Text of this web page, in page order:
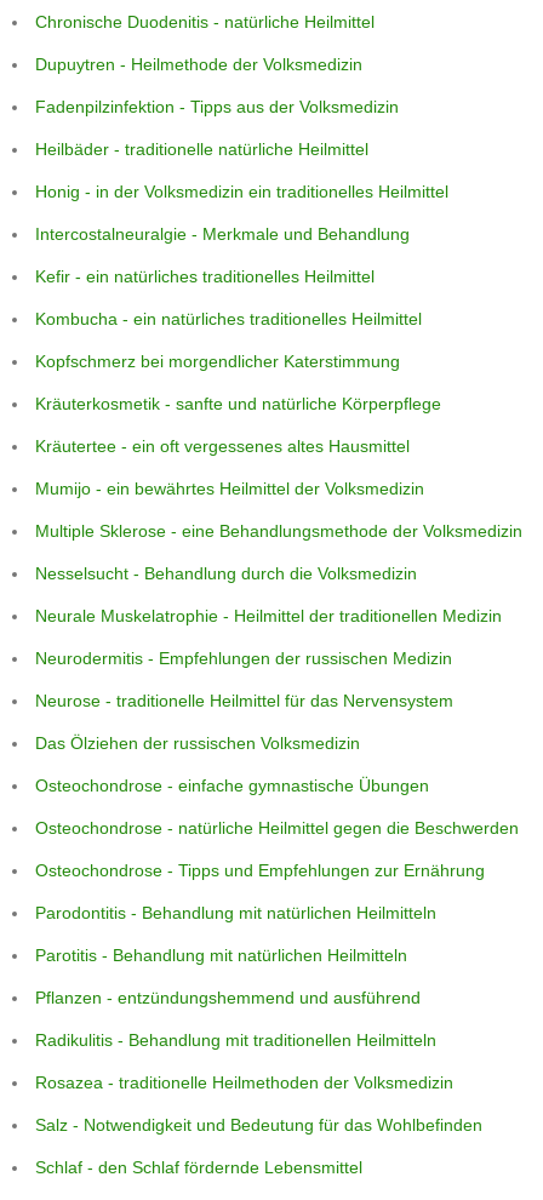
Chronische Duodenitis - natürliche Heilmittel
Dupuytren - Heilmethode der Volksmedizin
Fadenpilzinfektion - Tipps aus der Volksmedizin
Heilbäder - traditionelle natürliche Heilmittel
Honig - in der Volksmedizin ein traditionelles Heilmittel
Intercostalneuralgie - Merkmale und Behandlung
Kefir - ein natürliches traditionelles Heilmittel
Kombucha - ein natürliches traditionelles Heilmittel
Kopfschmerz bei morgendlicher Katerstimmung
Kräuterkosmetik - sanfte und natürliche Körperpflege
Kräutertee - ein oft vergessenes altes Hausmittel
Mumijo - ein bewährtes Heilmittel der Volksmedizin
Multiple Sklerose - eine Behandlungsmethode der Volksmedizin
Nesselsucht - Behandlung durch die Volksmedizin
Neurale Muskelatrophie - Heilmittel der traditionellen Medizin
Neurodermitis - Empfehlungen der russischen Medizin
Neurose - traditionelle Heilmittel für das Nervensystem
Das Ölziehen der russischen Volksmedizin
Osteochondrose - einfache gymnastische Übungen
Osteochondrose - natürliche Heilmittel gegen die Beschwerden
Osteochondrose - Tipps und Empfehlungen zur Ernährung
Parodontitis - Behandlung mit natürlichen Heilmitteln
Parotitis - Behandlung mit natürlichen Heilmitteln
Pflanzen - entzündungshemmend und ausführend
Radikulitis - Behandlung mit traditionellen Heilmitteln
Rosazea - traditionelle Heilmethoden der Volksmedizin
Salz - Notwendigkeit und Bedeutung für das Wohlbefinden
Schlaf - den Schlaf fördernde Lebensmittel